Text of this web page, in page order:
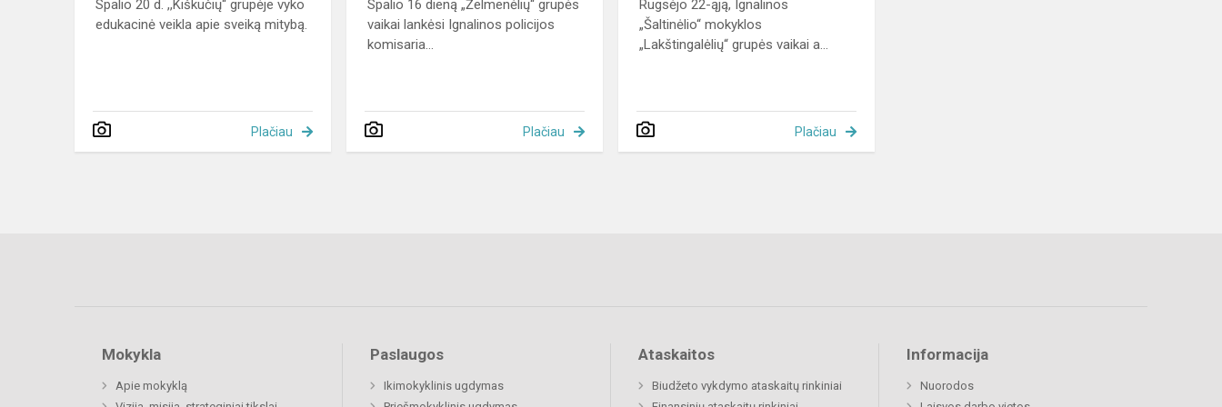
Spalio 20 d. ,,Kiškučių“ grupėje vyko
edukacinė veikla apie sveiką mitybą.
Plačiau
Spalio 16 dieną „Želmenėlių“ grupės
vaikai lankėsi Ignalinos policijos
komisaria...
Plačiau
Rugsėjo 22-ąją, Ignalinos
„Šaltinėlio“ mokyklos
„Lakštingalėlių“ grupės vaikai a...
Plačiau
Mokykla
Apie mokyklą
Paslaugos
Ikimokyklinis ugdymas
Ataskaitos
Biudžeto vykdymo ataskaitų rinkiniai
Informacija
Nuorodos